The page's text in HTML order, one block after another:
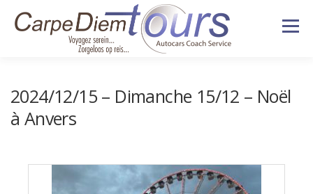
Aller
Menu
DEVIS & CONTACT
2024/12/15 – Dimanche 15/12 – Noël
à Anvers